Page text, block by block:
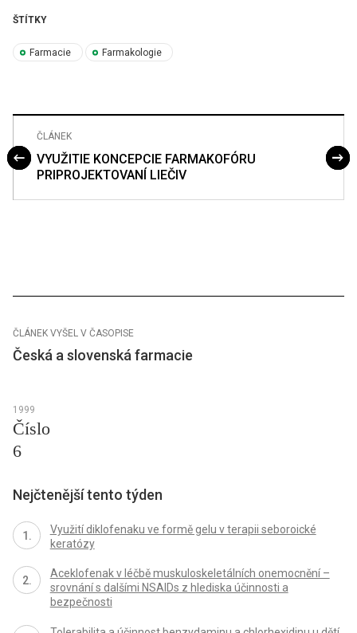
ŠTÍTKY
Farmacie Farmakologie
ČLÁNEK
VYUŽITIE KONCEPCIE FARMAKOFÓRU
PRIPROJEKTOVANÍ LIEČIV
ČLÁNEK VYŠEL V ČASOPISE
Česká a slovenská farmacie
1999
Číslo
6
Nejčtenější tento týden
Využití diklofenaku ve formě gelu v terapii seboroické
keratózy
Aceklofenak v léčbě muskuloskeletálních onemocnění –
srovnání s dalšími NSAIDs z hlediska účinnosti a
bezpečnosti